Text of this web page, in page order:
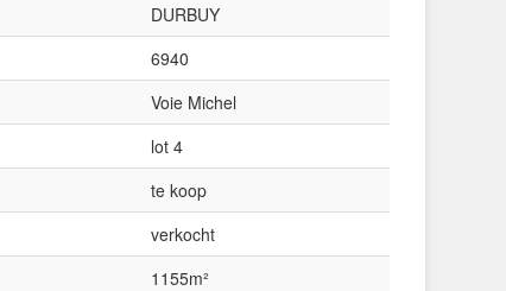
DURBUY
6940
Voie Michel
lot 4
te koop
verkocht
1155m²